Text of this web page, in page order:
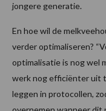
jongere generatie.
En hoe wil de
verder optimaliseren?
optimalisatie is nog wel
werk nog efficiënter uit
leggen in protocollen,